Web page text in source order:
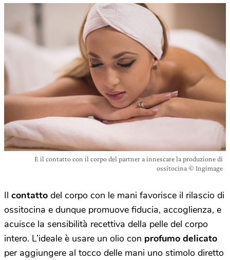
È il contatto con il corpo del partner a innescare la produzione di
ossitocina © Ingimage
Il contatto del corpo con le mani favorisce il rilascio di
ossitocina e dunque promuove fiducia, accoglienza, e
acuisce la sensibilità recettiva della pelle del corpo
intero. L’ideale è usare un olio con profumo delicato
per aggiungere al tocco delle mani uno stimolo diretto